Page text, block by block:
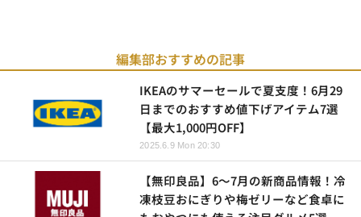
編集部おすすめの記事
IKEAのサマーセールで夏支度！6月29
日までのおすすめ値下げアイテム7選
【最大1,000円OFF】
2025.6.9 Mon 20:30
【無印良品】6～7月の新商品情報！冷
凍枝豆おにぎりや梅ゼリーなど食卓に